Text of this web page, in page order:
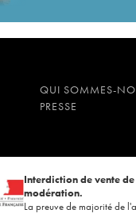
QUI SOMMES-
PRESSE
Interdiction de vente
modération.
La preuve de majorité de